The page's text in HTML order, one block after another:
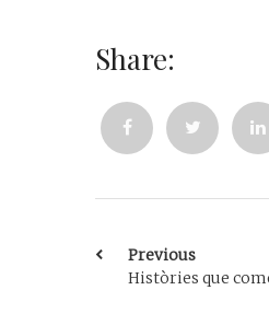
Share:
Previous
Històries que